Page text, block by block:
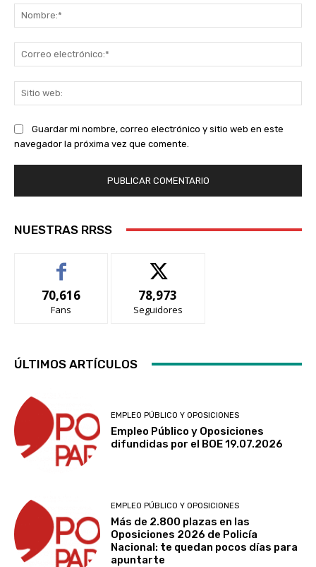
Guardar mi nombre, correo electrónico y sitio web en este
navegador la próxima vez que comente.
NUESTRAS RRSS
70,616
Fans
78,973
Seguidores
ÚLTIMOS ARTÍCULOS
EMPLEO PÚBLICO Y OPOSICIONES
Empleo Público y Oposiciones
difundidas por el BOE 19.07.2026
EMPLEO PÚBLICO Y OPOSICIONES
Más de 2.800 plazas en las
Oposiciones 2026 de Policía
Nacional: te quedan pocos días para
apuntarte